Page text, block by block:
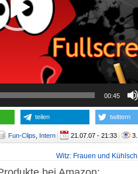
00:45
teilen twittern
Fun-Clips Intern | 21.07.07 - 21:33 |
Witz: Frauen und